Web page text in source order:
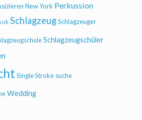
New York Perkussion
SchlagzeugSchlagzeuger
Schlagzeugschüler
Single Stroke suche
Wedding